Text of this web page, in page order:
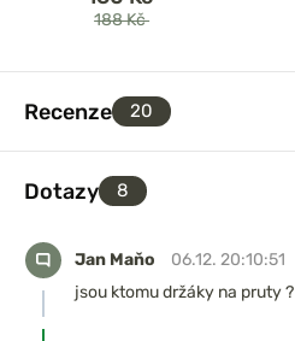
188 Kč
Recenze 20
Dotazy 8
Jan Maňo
06.12. 20:10:51
jsou ktomu držáky na pruty ?